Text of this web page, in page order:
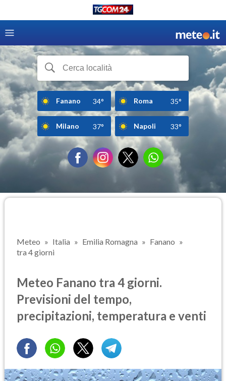
Fanano 34° Roma 35°
Milano 37° Napoli 33°
Meteo Italia Emilia Romagna
Fanano
tra 4 giorni
Meteo Fanano tra 4 giorni.
Previsioni del tempo,
precipitazioni, temperatura e venti